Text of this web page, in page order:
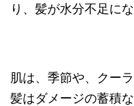
り、髪が水分不足にな
肌は、季節や、クー
髪はダメージの蓄積